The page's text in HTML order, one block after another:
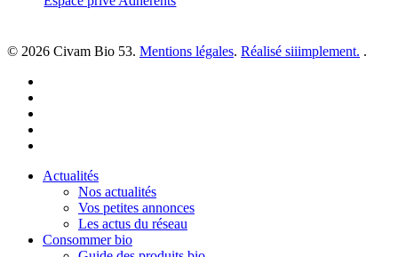
© 2026 Civam Bio 53. Mentions légales. Réalisé siiimplement. .
Close
Actualités
Nos actualités
Vos petites annonces
Les actus du réseau
Consommer bio